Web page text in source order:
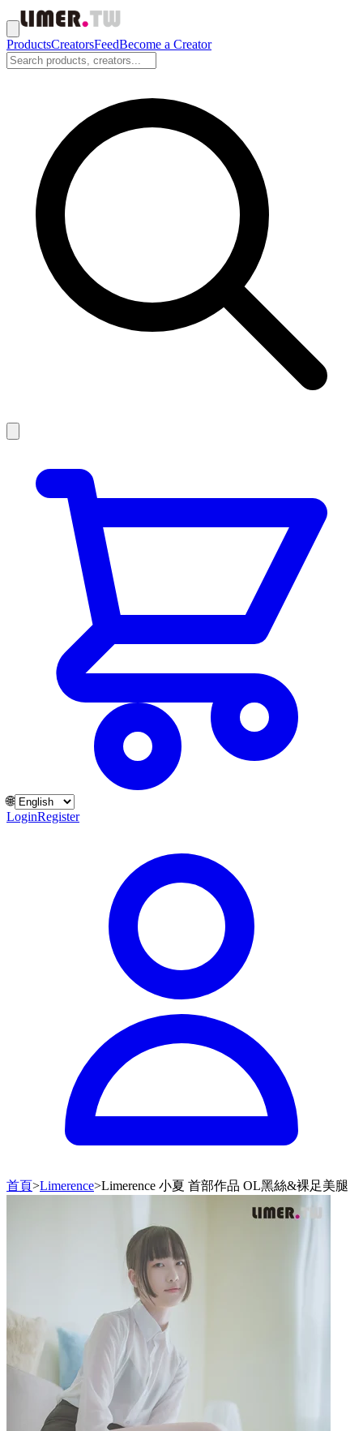
ProductsCreatorsFeedBecome a Creator
🌐
LoginRegister
首頁>Limerence>Limerence 小夏 首部作品 OL黑絲&裸足美腿